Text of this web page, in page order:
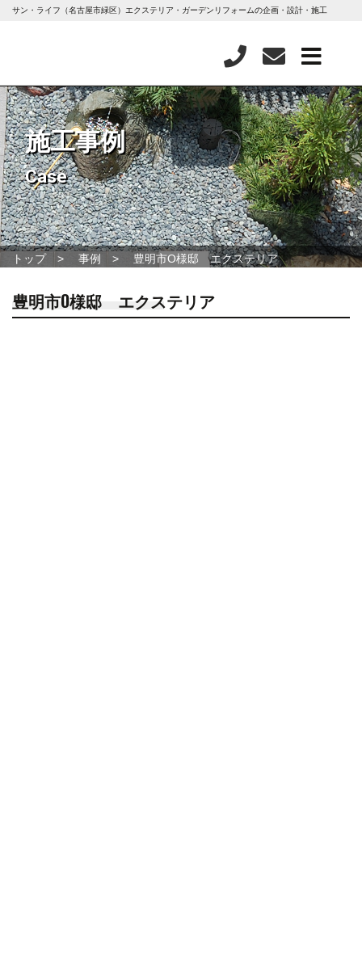
サン・ライフ（名古屋市緑区）エクステリア・ガーデンリフォームの企画・設計・施工
施工事例
Case
トップ 事例 豊明市O様邸 エクステリア
豊明市O様邸 エクステリア